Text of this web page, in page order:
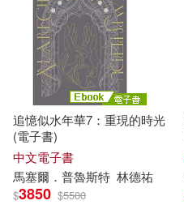
追憶似水年華7：重現的時光
(電子書)
中文電子書
馬塞爾 ． 普魯斯特 林德祐
$3850 $5500